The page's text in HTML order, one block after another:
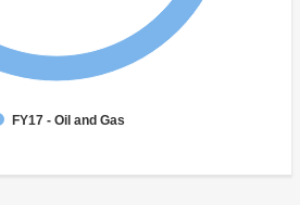
FY17 - Oil and Gas